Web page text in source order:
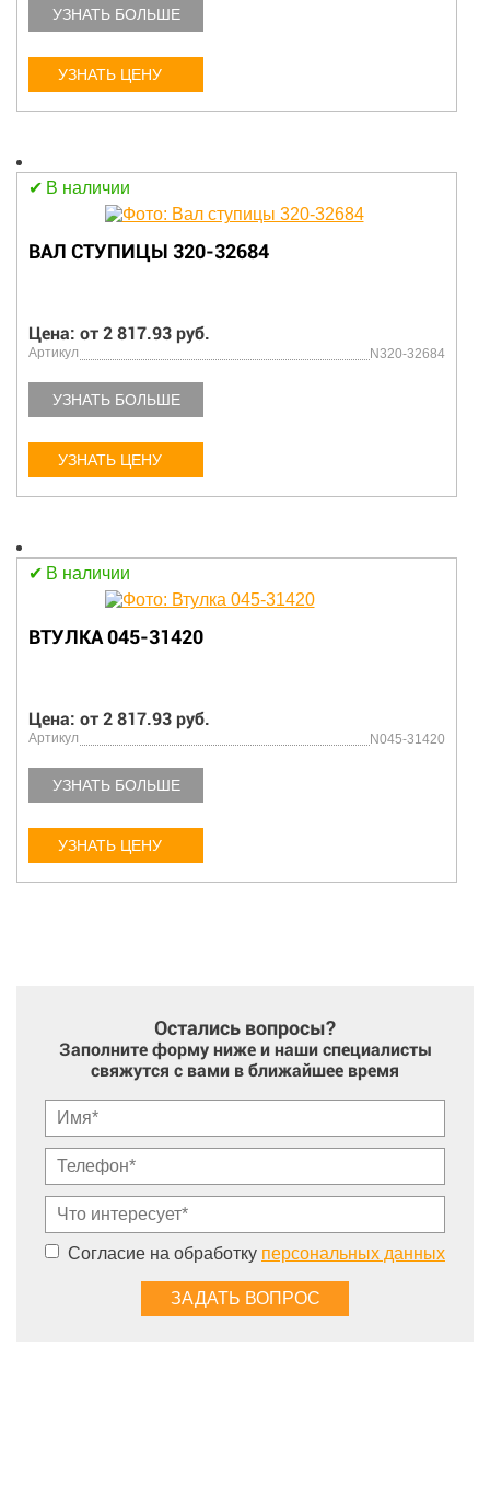
УЗНАТЬ БОЛЬШЕ
УЗНАТЬ ЦЕНУ
В наличии
ВАЛ СТУПИЦЫ 320-32684
Цена: от 2 817.93 руб.
Артикул N320-32684
УЗНАТЬ БОЛЬШЕ
УЗНАТЬ ЦЕНУ
В наличии
ВТУЛКА 045-31420
Цена: от 2 817.93 руб.
Артикул N045-31420
УЗНАТЬ БОЛЬШЕ
УЗНАТЬ ЦЕНУ
Остались вопросы?
Заполните форму ниже и наши специалисты
свяжутся с вами в ближайшее время
Согласие на обработку персональных данных